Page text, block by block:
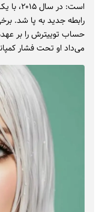
است: در
رابطه جدید به پا شد.
حساب توییترش را بر
می‌داد او تحت فشار